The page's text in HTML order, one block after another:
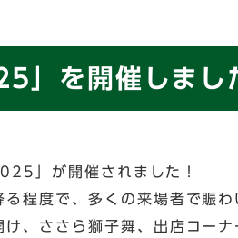
」を開催しまし
」が開催されました！
程度で、多くの来場者で賑わ
、ささら獅子舞、出店コー